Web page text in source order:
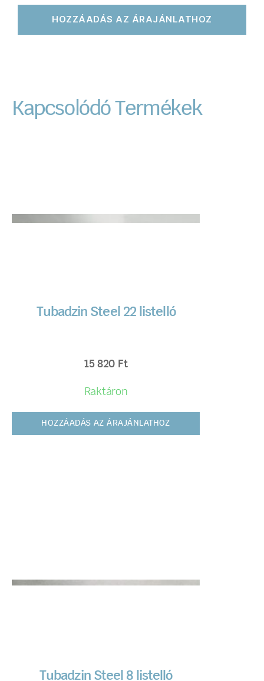
HOZZÁADÁS AZ ÁRAJÁNLATHOZ
Kapcsolódó Termékek
Tubadzin Steel 22 listelló
15 820 Ft
Raktáron
HOZZÁADÁS AZ ÁRAJÁNLATHOZ
Tubadzin Steel 8 listelló